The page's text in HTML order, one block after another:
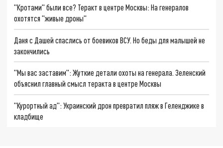
"Кротами" были все? Теракт в центре Москвы: На генералов
охотятся "живые дроны"
Даня с Дашей спаслись от боевиков ВСУ. Но беды для малышей не
закончились
"Мы вас заставим": Жуткие детали охоты на генерала. Зеленский
объяснил главный смысл теракта в центре Москвы
"Курортный ад": Украинский дрон превратил пляж в Геленджике в
кладбище